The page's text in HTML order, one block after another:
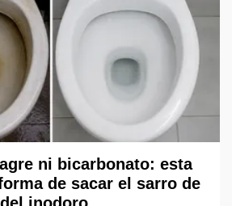
ni bicarbonato: esta
de sacar el sarro de